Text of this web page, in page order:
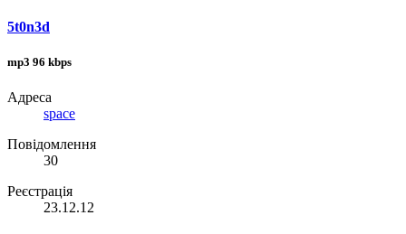
5t0n3d
mp3 96 kbps
Адреса
space
Повідомлення
30
Реєстрація
23.12.12